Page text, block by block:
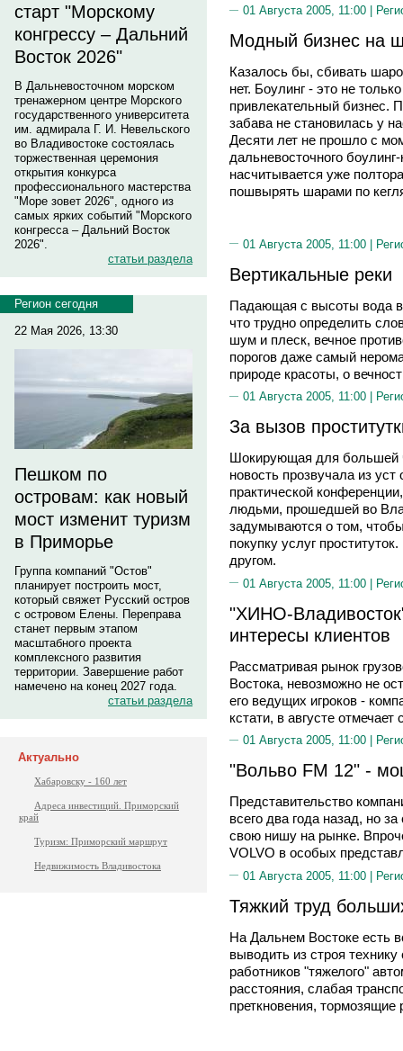
старт "Морскому
конгрессу – Дальний
Восток 2026"
В Дальневосточном морском
тренажерном центре Морского
государственного университета
им. адмирала Г. И. Невельского
во Владивостоке состоялась
торжественная церемония
открытия конкурса
профессионального мастерства
"Море зовет 2026", одного из
самых ярких событий "Морского
конгресса – Дальний Восток
2026".
статьи раздела
Регион сегодня
22 Мая 2026, 13:30
Пешком по
островам: как новый
мост изменит туризм
в Приморье
Группа компаний "Остов"
планирует построить мост,
который свяжет Русский остров
с островом Елены. Переправа
станет первым этапом
масштабного проекта
комплексного развития
территории. Завершение работ
намечено на конец 2027 года.
статьи раздела
Актуально
Хабаровску - 160 лет
Адреса инвестиций. Приморский
край
Туризм: Приморский маршрут
Недвижимость Владивостока
01 Августа 2005, 11:00 |
Модный бизнес на
Казалось бы, сбивать
нет. Боулинг - это не
привлекательный бизнес.
забава не становилась у
Десяти лет не прошло с
дальневосточного
насчитывается уже
пошвырять шарами по
01 Августа 2005, 11:00 |
Вертикальные реки
Падающая с высоты вода
что трудно определить
шум и плеск, вечное
порогов даже самый
природе красоты, о
01 Августа 2005, 11:00 |
За вызов
Шокирующая для большей
новость прозвучала из
практической
людьми, прошедшей во
задумываются о том,
покупку услуг
другом.
01 Августа 2005, 11:00 |
"ХИНО-
интересы клиентов
Рассматривая рынок
Востока, невозможно не
его ведущих игроков -
кстати, в августе
01 Августа 2005, 11:00 |
"Вольво FM 12" -
Представительство
всего два года назад, но
свою нишу на рынке.
VOLVO в особых
01 Августа 2005, 11:00 |
Тяжкий труд
На Дальнем Востоке есть
выводить из строя
работников "тяжелого"
расстояния, слабая
преткновения, тормозящие